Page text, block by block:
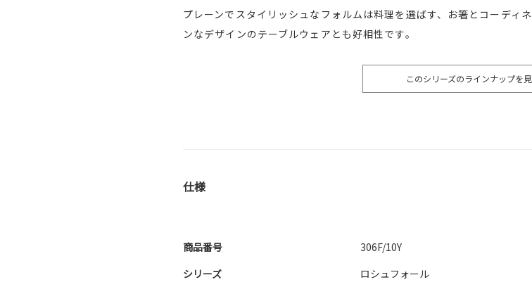
プレーンでスタイリッシュなフォルムは料理を選ばす、お箸とコーディ
ンなデザインのテーブルウェアとも好相性です。
このシリーズのラインナップを
仕様
商品番号
306F/10Y
シリーズ
ロシュフォール